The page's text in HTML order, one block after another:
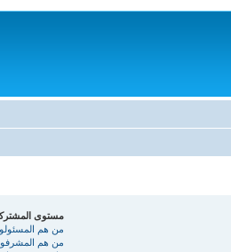
مستوى
من هم
من هم